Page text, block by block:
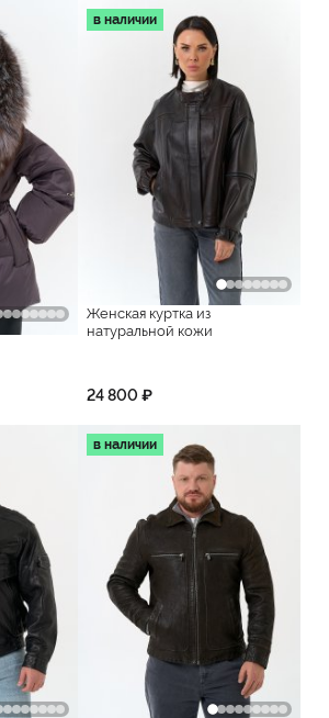
в наличии
Женская куртка из
натуральной кожи
24 800 ₽
в наличии